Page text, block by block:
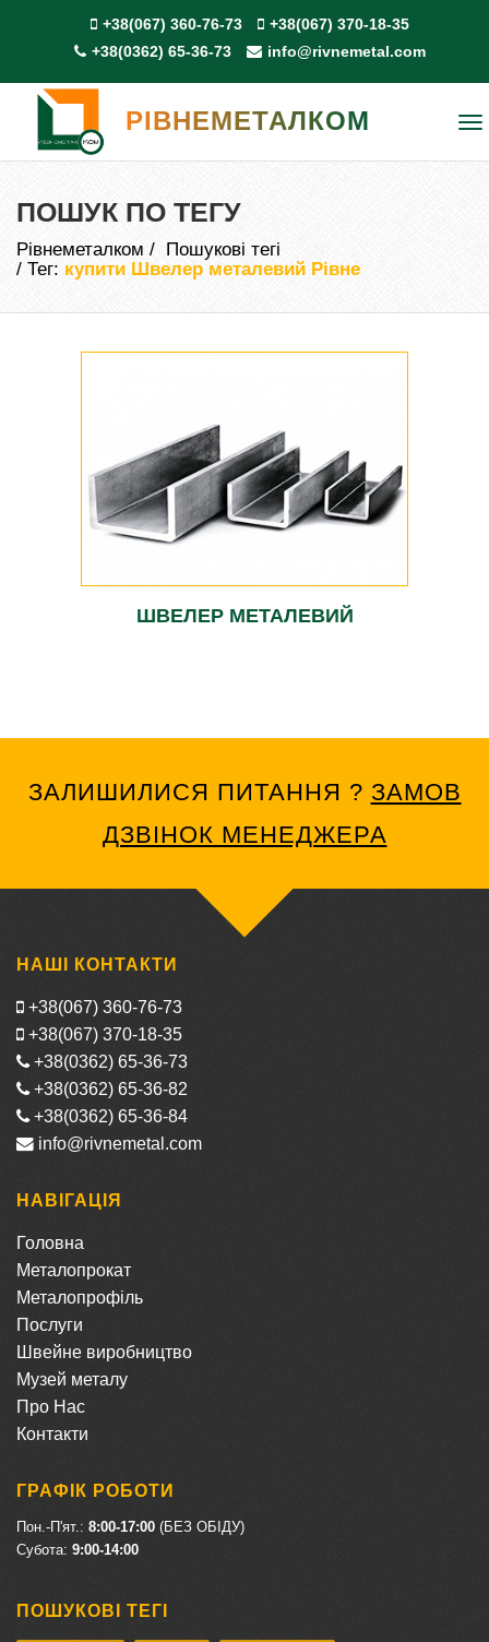
+38(067) 360-76-73
+38(067) 370-18-35
+38(0362) 65-36-73
info@rivnemetal.com
РІВНЕМЕТАЛКОМ
ПОШУК ПО ТЕГУ
Рівнеметалком
Пошукові тегі
Тег: купити Швелер металевий Рівне
ШВЕЛЕР МЕТАЛЕВИЙ
ЗАЛИШИЛИСЯ ПИТАННЯ ? ЗАМОВ
ДЗВІНОК МЕНЕДЖЕРА
НАШІ КОНТАКТИ
+38(067) 360-76-73
+38(067) 370-18-35
+38(0362) 65-36-73
+38(0362) 65-36-82
+38(0362) 65-36-84
info@rivnemetal.com
НАВІГАЦІЯ
Головна
Металопрокат
Металопрофіль
Послуги
Швейне виробництво
Музей металу
Про Нас
Контакти
ГРАФІК РОБОТИ
Пон.-П'ят.: 8:00-17:00 (БЕЗ ОБІДУ)
Cубота: 9:00-14:00
ПОШУКОВІ ТЕГІ